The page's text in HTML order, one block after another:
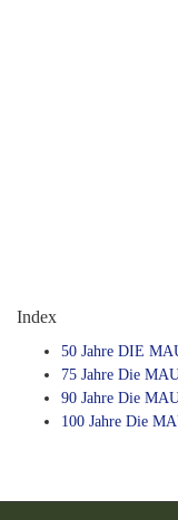
Index
50 Jahre DIE
75 Jahre Die
90 Jahre Die
100 Jahre Die